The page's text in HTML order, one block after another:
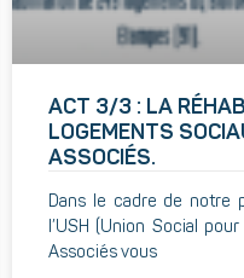
ACT 3/3 : LA
LOGEMENTS
ASSOCIÉS.
Dans le cadre de notre
l’USH (Union Social
Associés vous